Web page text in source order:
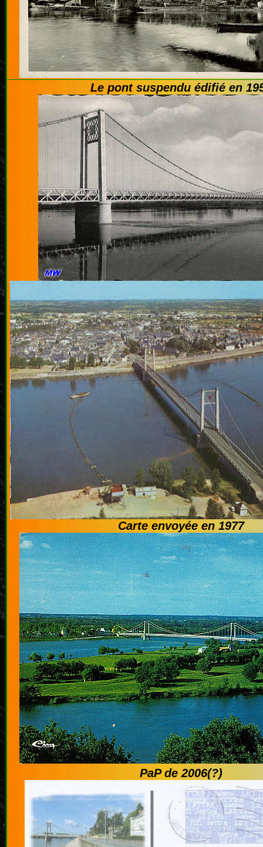
Le pont suspendu édifié en
Carte envoyée en 1977
PaP de 2006(?)